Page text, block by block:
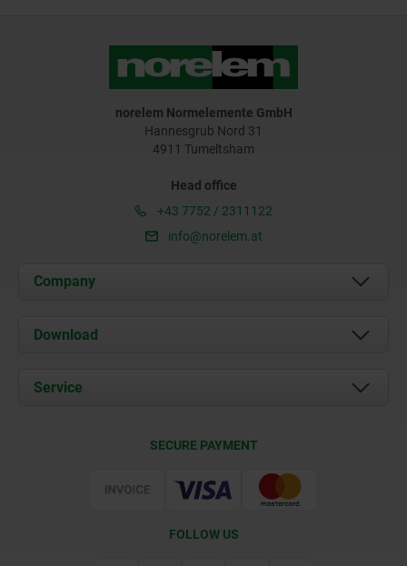
norelem Normelemente GmbH
Hannesgrub Nord 31
4911 Tumeltsham
Head office
+43 7752 / 2311122
info@norelem.at
Company
About us
Contact
Download
Service
SECURE PAYMENT
FOLLOW US